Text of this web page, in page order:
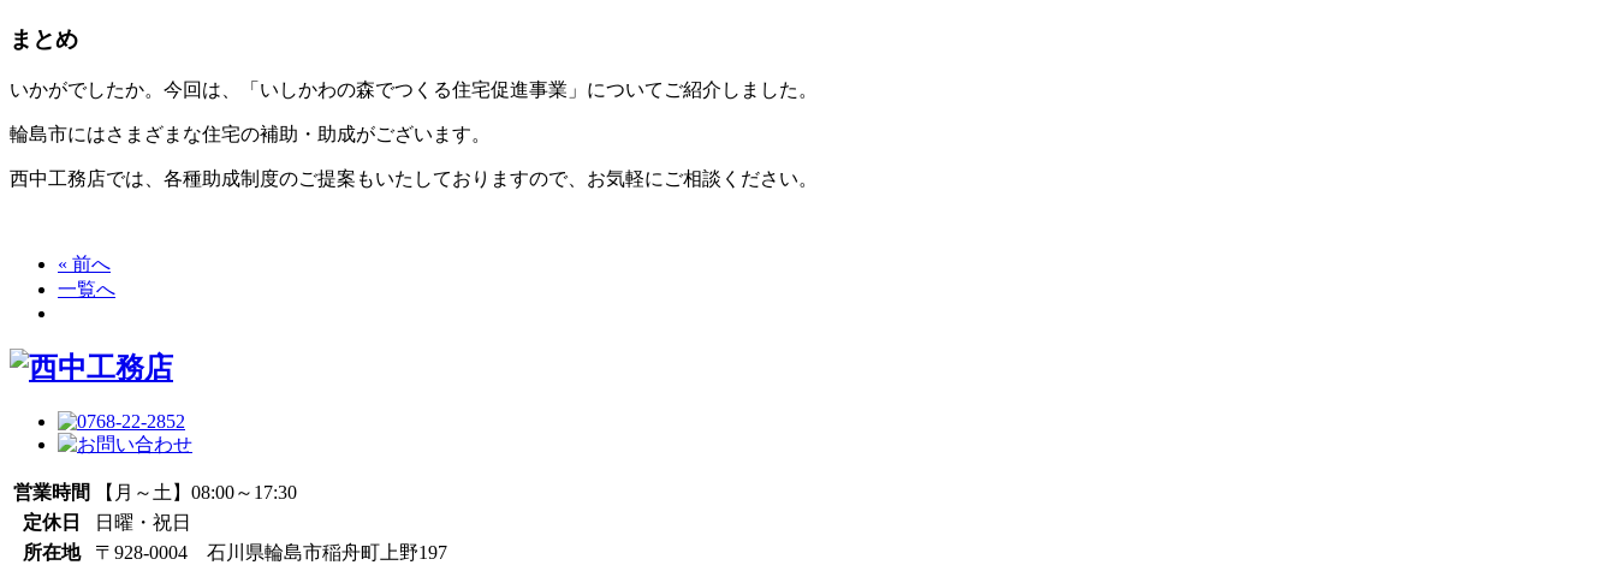
まとめ
いかがでしたか。今回は、「いしかわの森でつくる住宅促進事業」についてご紹介しました。
輪島市にはさまざまな住宅の補助・助成がございます。
西中工務店では、各種助成制度のご提案もいたしておりますので、お気軽にご相談ください。
« 前へ
一覧へ
営業時間
【月～土】08:00～17:30
定休日
日曜・祝日
所在地
〒928-0004 石川県輪島市稲舟町上野197